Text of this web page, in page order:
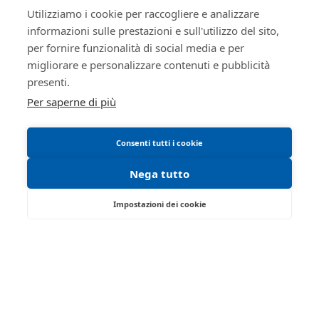
telematiche
Informativa cookie
Manuale operativo
Utilizziamo i cookie per raccogliere e analizzare
informazioni sulle prestazioni e sull'utilizzo del sito,
per fornire funzionalità di social media e per
migliorare e personalizzare contenuti e pubblicità
presenti.
Per saperne di più
Consenti tutti i cookie
Nega tutto
Impostazioni dei cookie